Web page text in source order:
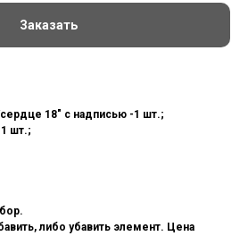
Заказать
18" c надписью -1 шт.;
шт.;
либо убавить элемент. Цена